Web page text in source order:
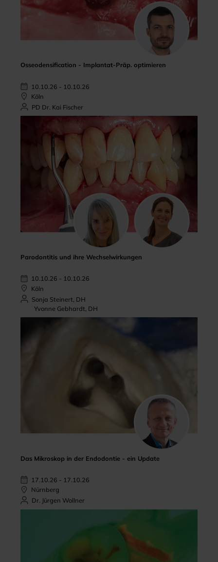
Osseodensification - Implantat-Präp. optimieren
10.10.26 - 10.10.26
Köln
PD Dr. Kai Fischer
Parodontitis und ihre Wechselwirkungen
10.10.26 - 10.10.26
Köln
Sonja Steinert, DH
Yvonne Gebhardt, DH
Das Mikroskop in der Endodontie - ein Update
17.10.26 - 17.10.26
Nürnberg
Dr. Jürgen Wollner